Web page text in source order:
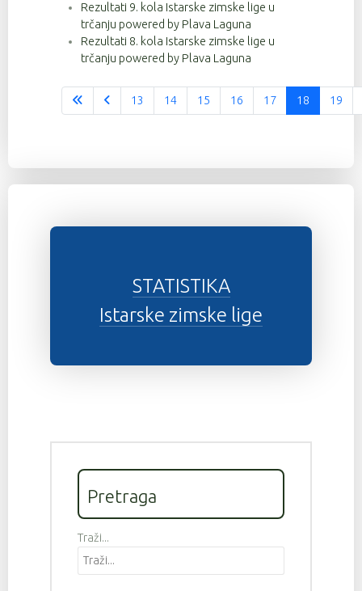
Rezultati 9. kola Istarske zimske lige u
trčanju powered by Plava Laguna
Rezultati 8. kola Istarske zimske lige u
trčanju powered by Plava Laguna
Stranica 18 od 37
13 14 15 16 17 18 19
STATISTIKA
Istarske zimske lige
Pretraga
Traži...